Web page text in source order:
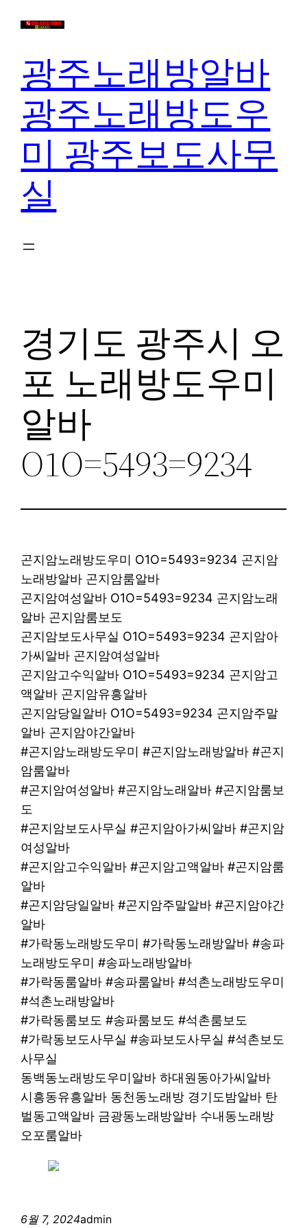
광주노래방알바
광주노래방도우
미 광주보도사무
실
경기도 광주시 오
포 노래방도우미
알바
O1O=5493=9234
곤지암노래방도우미 O1O=5493=9234 곤지암
노래방알바 곤지암룸알바
곤지암여성알바 O1O=5493=9234 곤지암노래
알바 곤지암룸보도
곤지암보도사무실 O1O=5493=9234 곤지암아
가씨알바 곤지암여성알바
곤지암고수익알바 O1O=5493=9234 곤지암고
액알바 곤지암유흥알바
곤지암당일알바 O1O=5493=9234 곤지암주말
알바 곤지암야간알바
#곤지암노래방도우미 #곤지암노래방알바 #곤지
암룸알바
#곤지암여성알바 #곤지암노래알바 #곤지암룸보
도
#곤지암보도사무실 #곤지암아가씨알바 #곤지암
여성알바
#곤지암고수익알바 #곤지암고액알바 #곤지암룸
알바
#곤지암당일알바 #곤지암주말알바 #곤지암야간
알바
#가락동노래방도우미 #가락동노래방알바 #송파
노래방도우미 #송파노래방알바
#가락동룸알바 #송파룸알바 #석촌노래방도우미
#석촌노래방알바
#가락동룸보도 #송파룸보도 #석촌룸보도
#가락동보도사무실 #송파보도사무실 #석촌보도
사무실
동백동노래방도우미알바 하대원동아가씨알바
시흥동유흥알바 동천동노래방 경기도밤알바 탄
벌동고액알바 금광동노래방알바 수내동노래방
오포룸알바
6월 7, 2024admin